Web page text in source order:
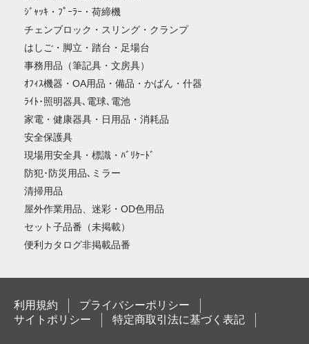
ｼﾞｬｯｷ・ﾌﾟｰﾗｰ・荷締機
チェンブロック・スリング・クランプ
はしご・脚立・踏台・足場台
事務用品（筆記具・文房具）
ｵﾌｨｽ機器・OA用品・備品・かばん・什器
ﾗｲﾄ･照明器具､電球､電池
家電・健康器具・日用品・消耗品
安全保護具
現場用安全具・標識・ﾊﾞﾘｹｰﾄﾞ
防犯･防災用品､ミラー
清掃用品
屋外作業用品、迷彩・OD色用品
セット子品番（未掲載）
便利カタログ非掲載品番
利用規約
プライバシーポリシー
サイトポリシー
特定商取引法に基づく表記